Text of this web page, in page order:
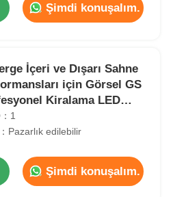
Şimdi konuşalım.
İçeri ve Dışarı Sahne
için Görsel GS
Kiralama LED
1
Pazarlık edilebilir
Şimdi konuşalım.